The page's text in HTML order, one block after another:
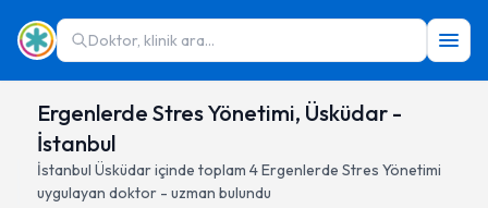
Doktor, klinik ara...
Ergenlerde Stres Yönetimi, Üsküdar -
İstanbul
İstanbul Üsküdariçinde toplam 4Ergenlerde Stres Yönetimi
uygulayan doktor - uzman bulundu